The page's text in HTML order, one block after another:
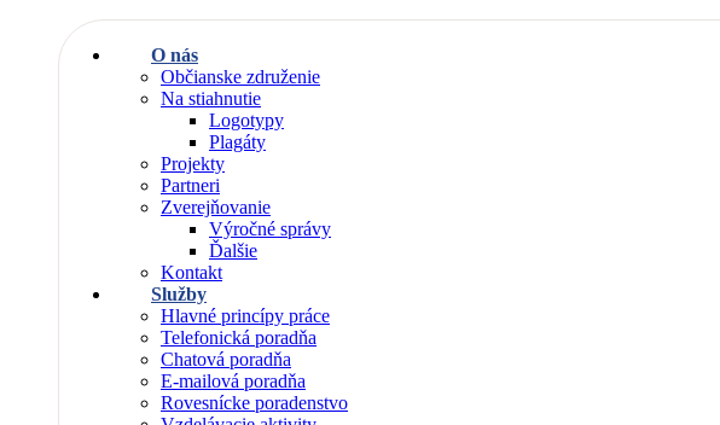
O nás
Občianske združenie
Na stiahnutie
Logotypy
Plagáty
Projekty
Partneri
Zverejňovanie
Výročné správy
Ďalšie
Kontakt
Služby
Hlavné princípy práce
Telefonická poradňa
Chatová poradňa
E-mailová poradňa
Rovesnícke poradenstvo